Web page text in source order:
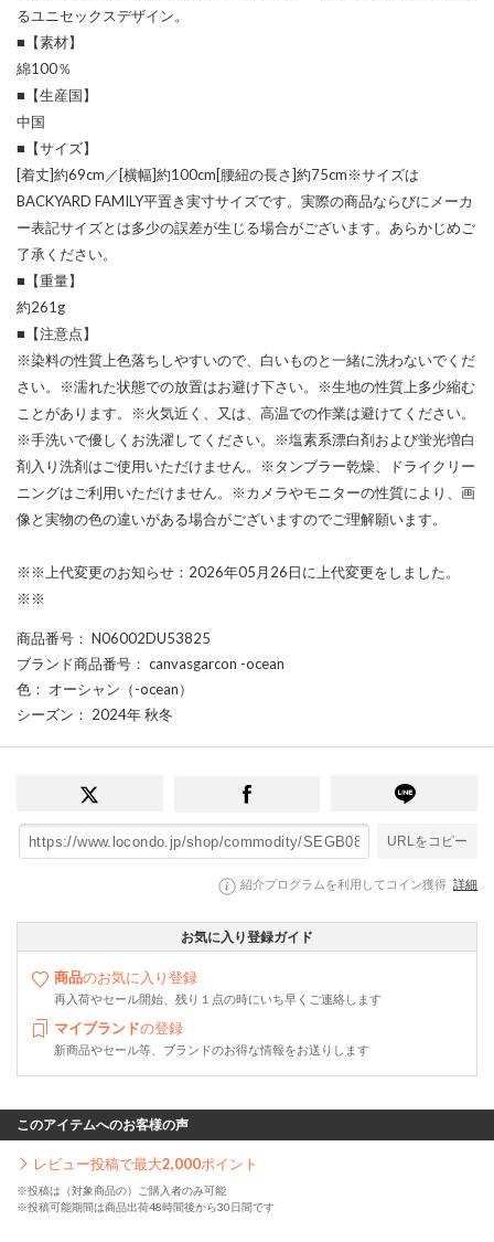
るユニセックスデザイン。
■【素材】
綿100％
■【生産国】
中国
■【サイズ】
[着丈]約69cm／[横幅]約100cm[腰紐の長さ]約75cm※サイズは
BACKYARD FAMILY平置き実寸サイズです。実際の商品ならびにメーカ
ー表記サイズとは多少の誤差が生じる場合がございます。あらかじめご
了承ください。
■【重量】
約261g
■【注意点】
※染料の性質上色落ちしやすいので、白いものと一緒に洗わないでくだ
さい。※濡れた状態での放置はお避け下さい。※生地の性質上多少縮む
ことがあります。※火気近く、又は、高温での作業は避けてください。
※手洗いで優しくお洗濯してください。※塩素系漂白剤および蛍光増白
剤入り洗剤はご使用いただけません。※タンブラー乾燥、ドライクリー
ニングはご利用いただけません。※カメラやモニターの性質により、画
像と実物の色の違いがある場合がございますのでご理解願います。
※※上代変更のお知らせ：2026年05月26日に上代変更をしました。
※※
商品番号 ： N06002DU53825
ブランド商品番号 ： canvasgarcon -ocean
色 ： オーシャン（-ocean）
シーズン ： 2024年 秋冬
URLをコピー
紹介プログラムを利用してコイン獲得 詳細
お気に入り登録ガイド
商品のお気に入り登録
再入荷やセール開始、残り１点の時にいち早くご連絡します
マイブランドの登録
新商品やセール等、ブランドのお得な情報をお送りします
このアイテムへのお客様の声
レビュー投稿で最大2,000ポイント
※投稿は（対象商品の）ご購入者のみ可能
※投稿可能期間は商品出荷48時間後から30日間です